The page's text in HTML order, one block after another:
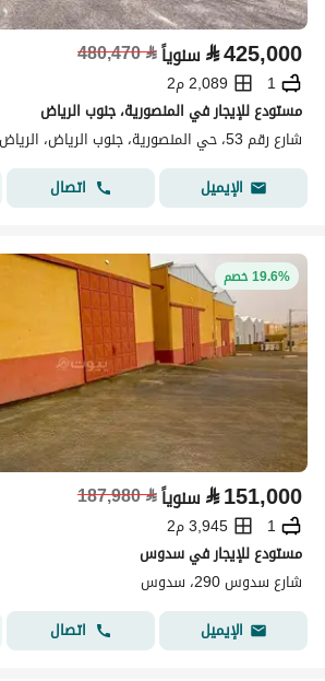
⃁425,000 سنوياً⃁
480,470
1
2,089 م2
مستودع للإيجار في المنصورية، جنوب الرياض
شارع رقم 53، حي المنصورية، جنوب الرياض، الرياض
الإيميل
اتصال
19.6% خصم
⃁151,000 سنوياً⃁
187,980
1
3,945 م2
مستودع للإيجار في سدوس
شارع سدوس 290، سدوس
الإيميل
اتصال